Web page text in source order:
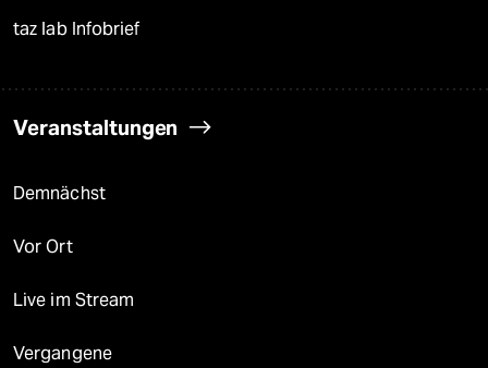
taz lab Infobrief
Veranstaltungen
Demnächst
Vor Ort
Live im Stream
Vergangene